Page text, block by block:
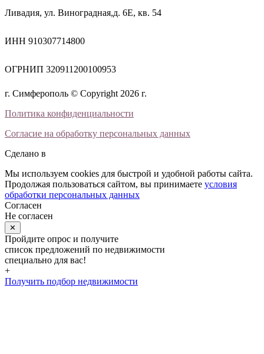
Ливадия, ул. Виноградная,д. 6Е, кв. 54
ИНН 910307714800
ОГРНИП 320911200100953
г. Симферополь © Copyright 2026 г.
Политика конфиденциальности
Согласие на обработку персональных данных
Сделано в
Мы используем cookies для быстрой и удобной работы сайта.
Продолжая пользоваться сайтом, вы принимаете условия
обработки персональных данных
Согласен
Не согласен
✕
Пройдите опрос и получите
список предложений по недвижимости
специально для вас!
+
Получить подбор недвижимости